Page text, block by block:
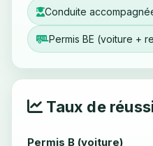
Conduite
Permis BE (voiture +
Taux de
Permis B (voiture)